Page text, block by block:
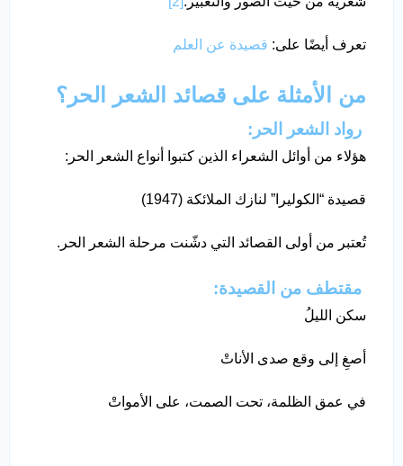
تعرف أيضًا على: قصيدة عن العلم
من الأمثلة على قصائد الشعر الحر؟
رواد الشعر الحر:
هؤلاء من أوائل الشعراء الذين كتبوا أنواع الشعر الحر:
قصيدة “الكوليرا” لنازك الملائكة (1947)
تُعتبر من أولى القصائد التي دشّنت مرحلة الشعر الحر.
مقتطف من القصيدة:
سكن الليلُ
أصغِ إلى وقع صدى الأناتْ
في عمق الظلمة، تحت الصمت، على الأمواتْ